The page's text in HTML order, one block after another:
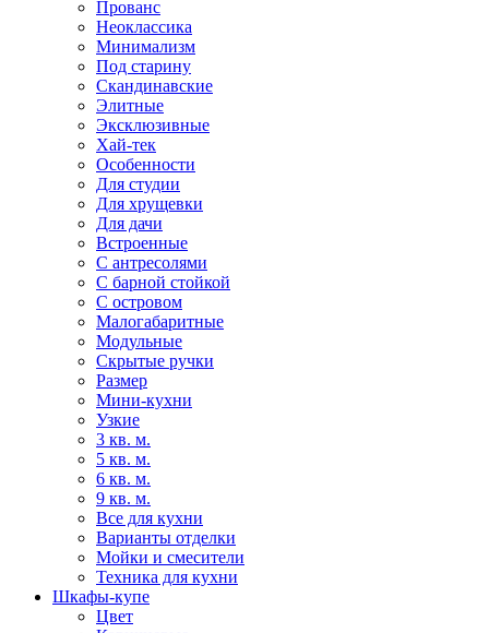
Прованс
Неоклассика
Минимализм
Под старину
Скандинавские
Элитные
Эксклюзивные
Хай-тек
Особенности
Для студии
Для хрущевки
Для дачи
Встроенные
С антресолями
С барной стойкой
С островом
Малогабаритные
Модульные
Скрытые ручки
Размер
Мини-кухни
Узкие
3 кв. м.
5 кв. м.
6 кв. м.
9 кв. м.
Все для кухни
Варианты отделки
Мойки и смесители
Техника для кухни
Шкафы-купе
Цвет